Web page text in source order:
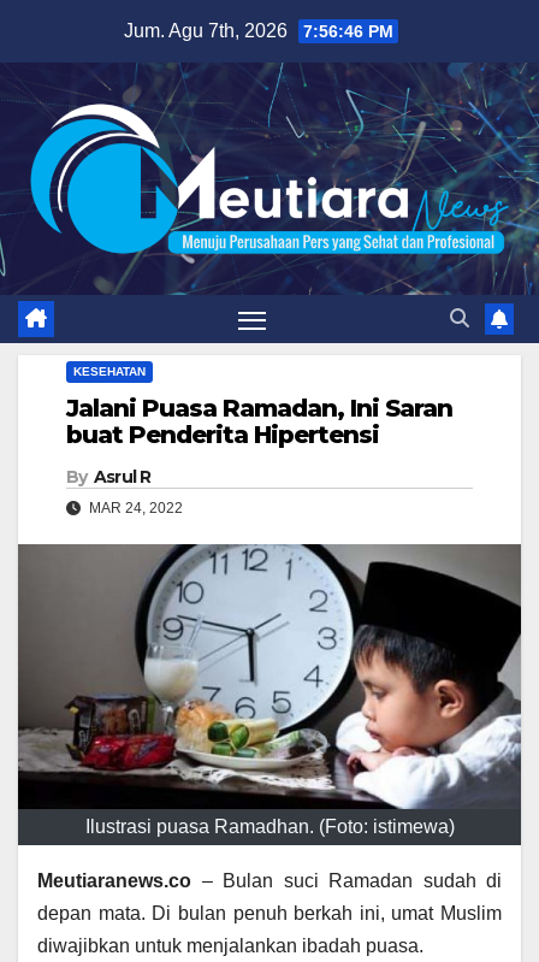
content
Jum. Agu 7th, 2026 7:56:47 PM
KESEHATAN
Jalani Puasa Ramadan, Ini Saran
buat Penderita Hipertensi
By Asrul R
MAR 24, 2022
Ilustrasi puasa Ramadhan. (Foto: istimewa)
Meutiaranews.co – Bulan suci Ramadan sudah di
depan mata. Di bulan penuh berkah ini, umat Muslim
diwajibkan untuk menjalankan ibadah puasa.